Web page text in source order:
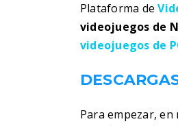
Plataforma de
videojuegos de
videojuegos de
Para empezar,